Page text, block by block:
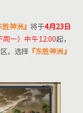
胜神洲』将于4月23日
一）中午12:00起，
，选择 『东胜神洲』